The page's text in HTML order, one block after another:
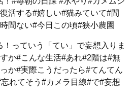
活する#嬉しい#猫みていて#間
間ない#今日この頃#狭小農園
！っていう「てい」で妄想入りま
か#こんな生活#あれ#2階は#無
か#実際こうだったら#てんてん
れてそう#カメラ目線#で#妄想